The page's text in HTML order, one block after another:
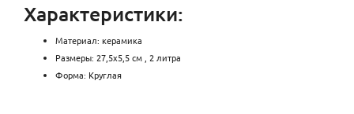
Характеристики:
Материал: керамика
Размеры: 27,5х5,5 см , 2 литра
Форма: Круглая